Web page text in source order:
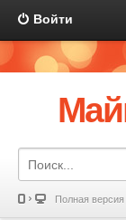
Войти
Полная версия